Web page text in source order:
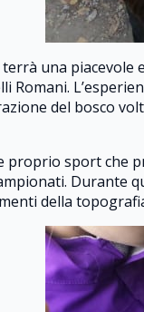
una piacevole
Romani.
del bosco
proprio sport che
Durante
della